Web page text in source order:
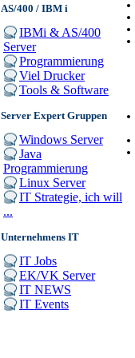
AS/400 / IBM i
IBMi & AS/400
Server
Programmierung
Viel Drucker
Tools & Software
Server Expert Gruppen
Windows Server
Java
Programmierung
Linux Server
IT Strategie, ich will
...
Unternehmens IT
IT Jobs
EK/VK Server
IT NEWS
IT Events